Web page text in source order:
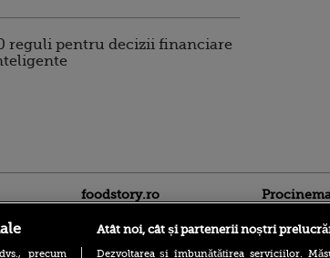
reguli pentru decizii financiare
foodstory.ro
precum
Atât noi, cât și partenerii noștri
Dezvoltarea și îmbunătățirea serviciilor.